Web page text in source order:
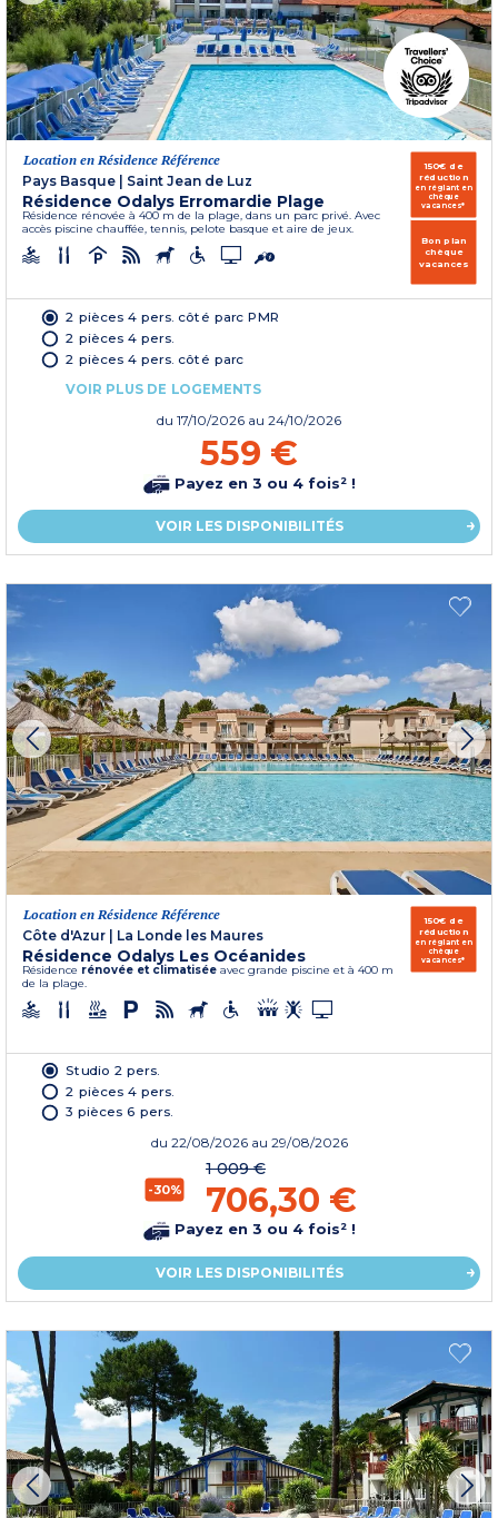
Location en Résidence Référence
Pays Basque
Saint Jean de Luz
Résidence Odalys Erromardie Plage
Résidence rénovée à 400 m de la plage, dans un parc privé. Avec
accès piscine chauffée, tennis, pelote basque et aire de jeux.
150€ de
réduction
en réglant en
chèque
vacances*
Bon plan
chèque
vacances
2 pièces 4 pers. côté parc PMR
2 pièces 4 pers.
2 pièces 4 pers. côté parc
VOIR PLUS DE LOGEMENTS
du 17/10/2026 au 24/10/2026
559 €
Payez en 3 ou 4 fois² !
VOIR LES DISPONIBILITÉS
Location en Résidence Référence
Côte d'Azur | La Londe les Maures
Résidence Odalys Les Océanides
Résidence rénovée et climatisée avec grande piscine et à 400 m
de la plage.
150€ de
réduction
en réglant en
chèque
vacances*
Studio 2 pers.
2 pièces 4 pers.
3 pièces 6 pers.
du 22/08/2026 au 29/08/2026
-30%
1 009 €
706,30 €
Payez en 3 ou 4 fois² !
VOIR LES DISPONIBILITÉS